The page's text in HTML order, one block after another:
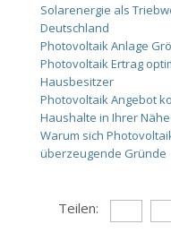
Solarenergie als
Deutschland
Photovoltaik Anlage
Photovoltaik Ertrag
Hausbesitzer
Photovoltaik Angebot
Haushalte in Ihrer
Warum sich
überzeugende Gründe
Teilen: